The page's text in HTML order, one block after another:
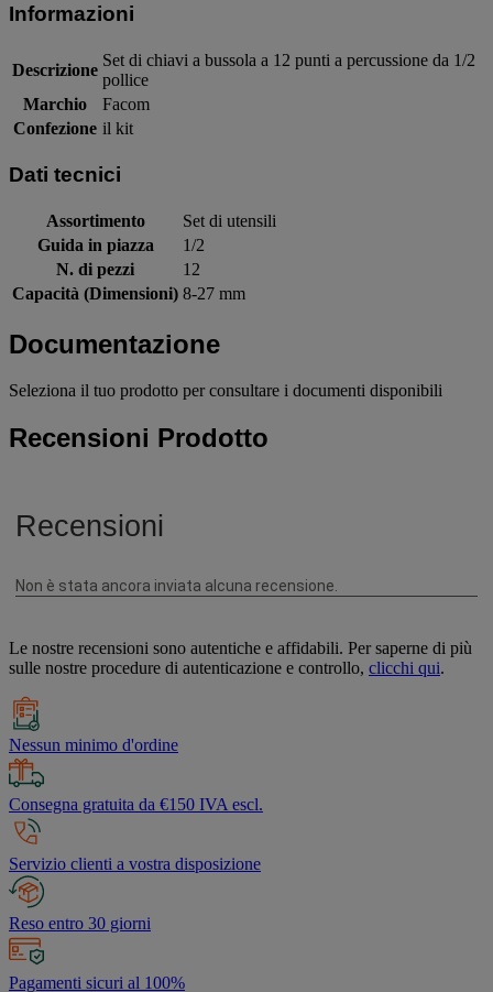
Informazioni
Descrizione
Set di chiavi a bussola a 12 punti a percussione da 1/2
pollice
Marchio
Facom
Confezione il kit
Dati tecnici
Assortimento
Set di utensili
Guida in piazza
1/2
N. di pezzi
12
Capacità (Dimensioni) 8-27 mm
Documentazione
Seleziona il tuo prodotto per consultare i documenti disponibili
Recensioni Prodotto
Le nostre recensioni sono autentiche e affidabili. Per saperne di più
sulle nostre procedure di autenticazione e controllo, clicchi qui.
Nessun minimo d'ordine
Consegna gratuita da €150 IVA escl.
Servizio clienti a vostra disposizione
Reso entro 30 giorni
Pagamenti sicuri al 100%